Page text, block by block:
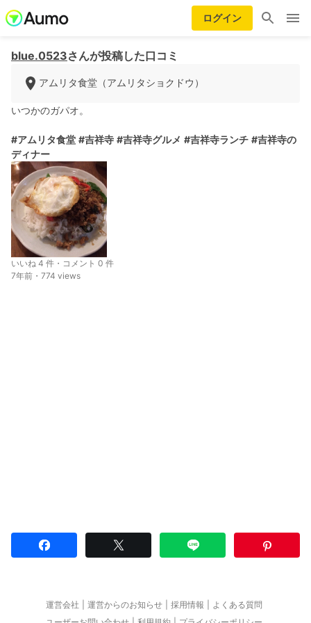
ログイン
blue.0523さんが投稿した口コミ
アムリタ食堂（アムリタショクドウ）
いつかのガパオ。
#アムリタ食堂 #吉祥寺 #吉祥寺グルメ #吉祥寺ランチ #吉祥寺の
ディナー
いいね 4 件・コメント 0 件
7年前・774 views
運営会社 運営からのお知らせ 採用情報
よくある質問